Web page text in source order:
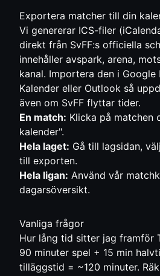
Exportera matcher till din
Vi genererar ICS-filer
direkt från SvFF:s officiella
innehåller avspark, arena,
kanal. Importera den i Google
Kalender eller Outlook så
även om SvFF flyttar tider.
En match: Klicka på matchen
kalender".
Hela laget: Gå till lagsidan,
till exporten.
Hela ligan: Använd vår
dagarsöversikt.
Vanliga frågor
Hur lång tid sitter jag framför
90 minuter spel + 15 min
tilläggstid = ~120 minuter.